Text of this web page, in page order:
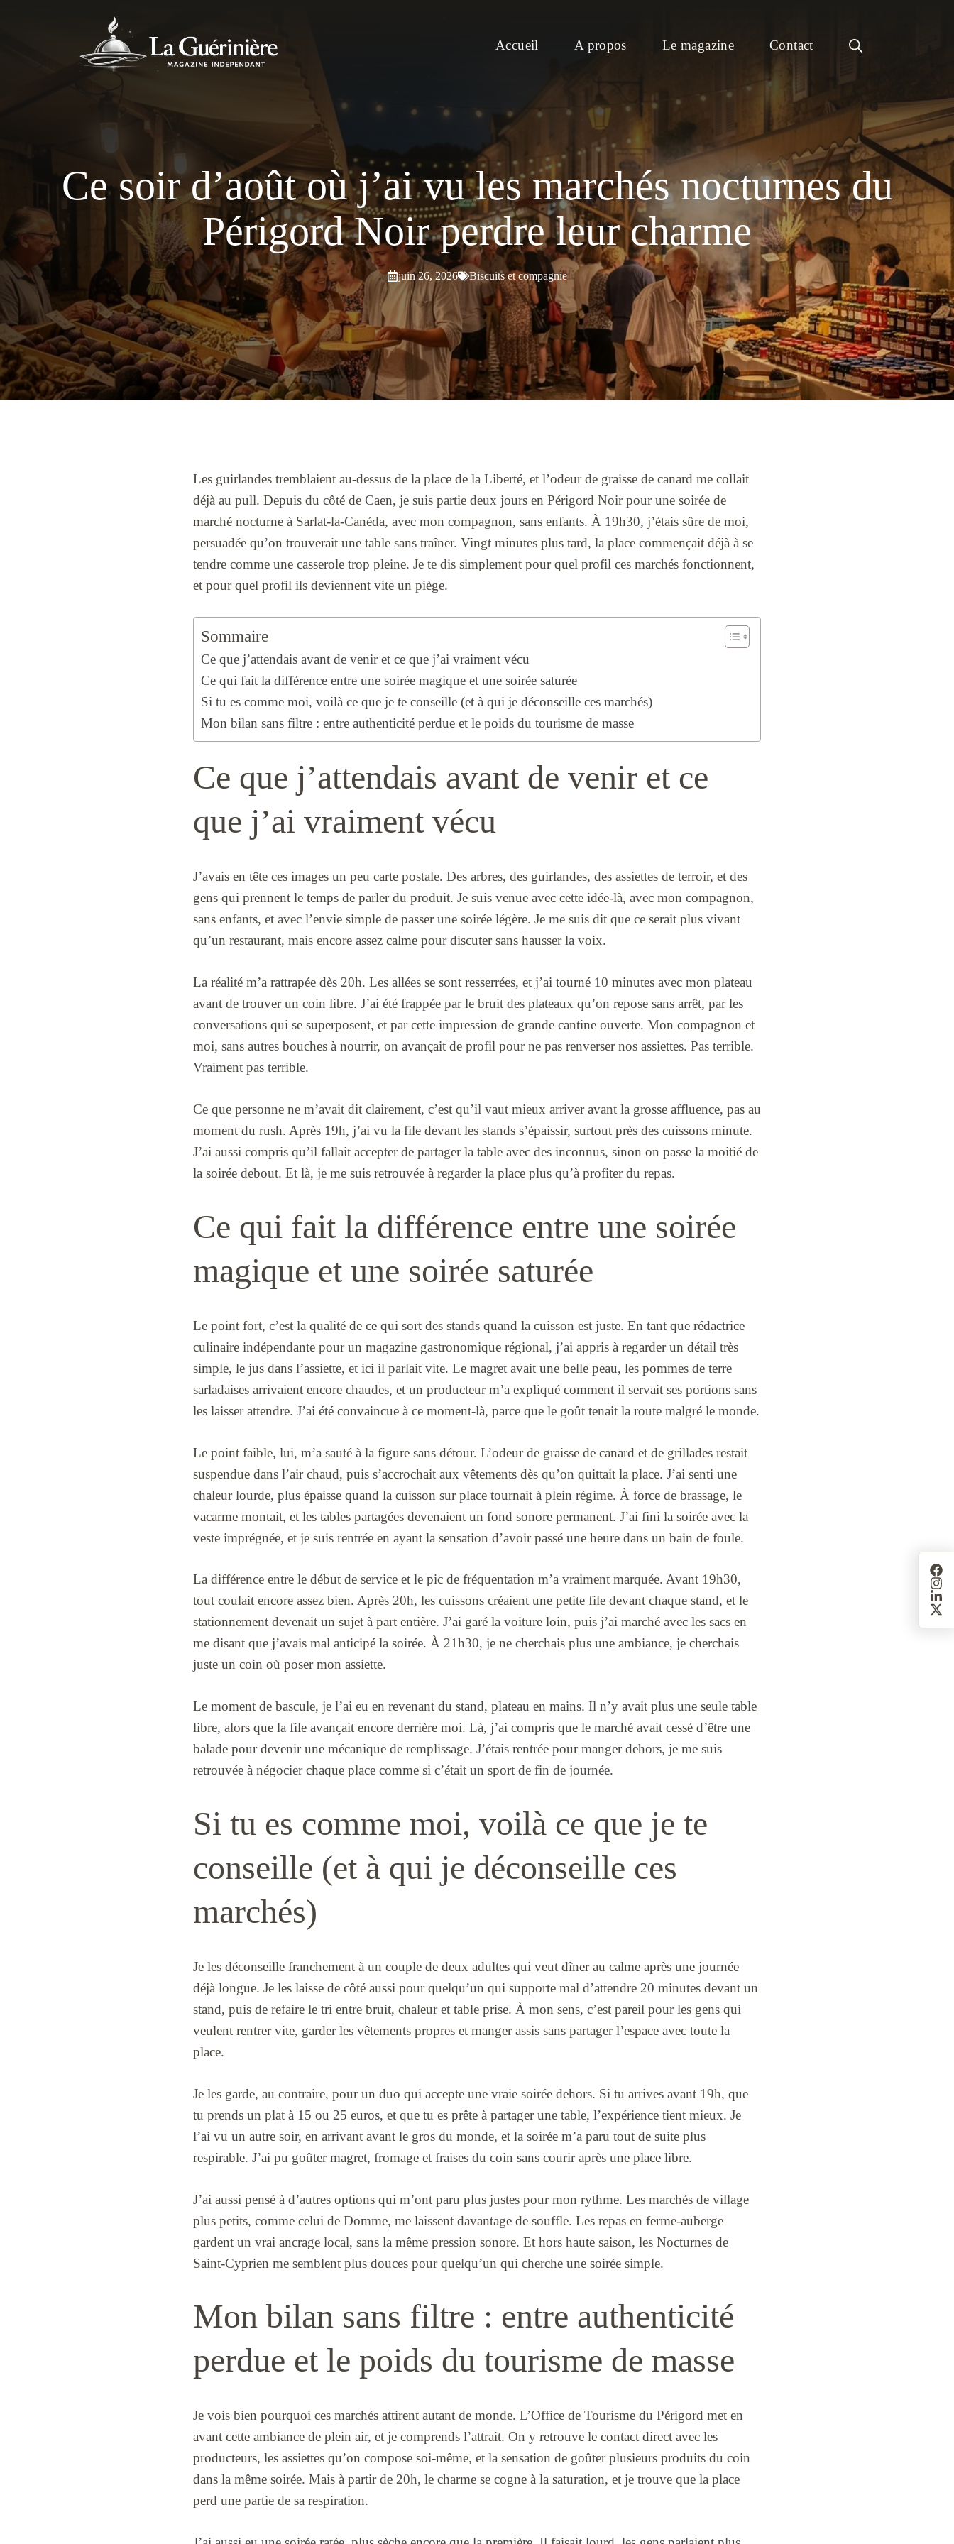
Accueil A propos Le magazine Contact
Ce soir d’août où j’ai vu les marchés nocturnes du
Périgord Noir perdre leur charme
juin 26, 2026 Biscuits et compagnie
Les guirlandes tremblaient au-dessus de la place de la Liberté, et l’odeur de graisse de canard me collait
déjà au pull. Depuis du côté de Caen, je suis partie deux jours en Périgord Noir pour une soirée de
marché nocturne à Sarlat-la-Canéda, avec mon compagnon, sans enfants. À 19h30, j’étais sûre de moi,
persuadée qu’on trouverait une table sans traîner. Vingt minutes plus tard, la place commençait déjà à se
tendre comme une casserole trop pleine. Je te dis simplement pour quel profil ces marchés fonctionnent,
et pour quel profil ils deviennent vite un piège.
Sommaire
Ce que j’attendais avant de venir et ce que j’ai vraiment vécu
Ce qui fait la différence entre une soirée magique et une soirée saturée
Si tu es comme moi, voilà ce que je te conseille (et à qui je déconseille ces marchés)
Mon bilan sans filtre : entre authenticité perdue et le poids du tourisme de masse
Ce que j’attendais avant de venir et ce
que j’ai vraiment vécu
J’avais en tête ces images un peu carte postale. Des arbres, des guirlandes, des assiettes de terroir, et des
gens qui prennent le temps de parler du produit. Je suis venue avec cette idée-là, avec mon compagnon,
sans enfants, et avec l’envie simple de passer une soirée légère. Je me suis dit que ce serait plus vivant
qu’un restaurant, mais encore assez calme pour discuter sans hausser la voix.
La réalité m’a rattrapée dès 20h. Les allées se sont resserrées, et j’ai tourné 10 minutes avec mon plateau
avant de trouver un coin libre. J’ai été frappée par le bruit des plateaux qu’on repose sans arrêt, par les
conversations qui se superposent, et par cette impression de grande cantine ouverte. Mon compagnon et
moi, sans autres bouches à nourrir, on avançait de profil pour ne pas renverser nos assiettes. Pas terrible.
Vraiment pas terrible.
Ce que personne ne m’avait dit clairement, c’est qu’il vaut mieux arriver avant la grosse affluence, pas au
moment du rush. Après 19h, j’ai vu la file devant les stands s’épaissir, surtout près des cuissons minute.
J’ai aussi compris qu’il fallait accepter de partager la table avec des inconnus, sinon on passe la moitié de
la soirée debout. Et là, je me suis retrouvée à regarder la place plus qu’à profiter du repas.
Ce qui fait la différence entre une soirée
magique et une soirée saturée
Le point fort, c’est la qualité de ce qui sort des stands quand la cuisson est juste. En tant que rédactrice
culinaire indépendante pour un magazine gastronomique régional, j’ai appris à regarder un détail très
simple, le jus dans l’assiette, et ici il parlait vite. Le magret avait une belle peau, les pommes de terre
sarladaises arrivaient encore chaudes, et un producteur m’a expliqué comment il servait ses portions sans
les laisser attendre. J’ai été convaincue à ce moment-là, parce que le goût tenait la route malgré le monde.
Le point faible, lui, m’a sauté à la figure sans détour. L’odeur de graisse de canard et de grillades restait
suspendue dans l’air chaud, puis s’accrochait aux vêtements dès qu’on quittait la place. J’ai senti une
chaleur lourde, plus épaisse quand la cuisson sur place tournait à plein régime. À force de brassage, le
vacarme montait, et les tables partagées devenaient un fond sonore permanent. J’ai fini la soirée avec la
veste imprégnée, et je suis rentrée en ayant la sensation d’avoir passé une heure dans un bain de foule.
La différence entre le début de service et le pic de fréquentation m’a vraiment marquée. Avant 19h30,
tout coulait encore assez bien. Après 20h, les cuissons créaient une petite file devant chaque stand, et le
stationnement devenait un sujet à part entière. J’ai garé la voiture loin, puis j’ai marché avec les sacs en
me disant que j’avais mal anticipé la soirée. À 21h30, je ne cherchais plus une ambiance, je cherchais
juste un coin où poser mon assiette.
Le moment de bascule, je l’ai eu en revenant du stand, plateau en mains. Il n’y avait plus une seule table
libre, alors que la file avançait encore derrière moi. Là, j’ai compris que le marché avait cessé d’être une
balade pour devenir une mécanique de remplissage. J’étais rentrée pour manger dehors, je me suis
retrouvée à négocier chaque place comme si c’était un sport de fin de journée.
Si tu es comme moi, voilà ce que je te
conseille (et à qui je déconseille ces
marchés)
Je les déconseille franchement à un couple de deux adultes qui veut dîner au calme après une journée
déjà longue. Je les laisse de côté aussi pour quelqu’un qui supporte mal d’attendre 20 minutes devant un
stand, puis de refaire le tri entre bruit, chaleur et table prise. À mon sens, c’est pareil pour les gens qui
veulent rentrer vite, garder les vêtements propres et manger assis sans partager l’espace avec toute la
place.
Je les garde, au contraire, pour un duo qui accepte une vraie soirée dehors. Si tu arrives avant 19h, que
tu prends un plat à 15 ou 25 euros, et que tu es prête à partager une table, l’expérience tient mieux. Je
l’ai vu un autre soir, en arrivant avant le gros du monde, et la soirée m’a paru tout de suite plus
respirable. J’ai pu goûter magret, fromage et fraises du coin sans courir après une place libre.
J’ai aussi pensé à d’autres options qui m’ont paru plus justes pour mon rythme. Les marchés de village
plus petits, comme celui de Domme, me laissent davantage de souffle. Les repas en ferme-auberge
gardent un vrai ancrage local, sans la même pression sonore. Et hors haute saison, les Nocturnes de
Saint-Cyprien me semblent plus douces pour quelqu’un qui cherche une soirée simple.
Mon bilan sans filtre : entre authenticité
perdue et le poids du tourisme de masse
Je vois bien pourquoi ces marchés attirent autant de monde. L’Office de Tourisme du Périgord met en
avant cette ambiance de plein air, et je comprends l’attrait. On y retrouve le contact direct avec les
producteurs, les assiettes qu’on compose soi-même, et la sensation de goûter plusieurs produits du coin
dans la même soirée. Mais à partir de 20h, le charme se cogne à la saturation, et je trouve que la place
perd une partie de sa respiration.